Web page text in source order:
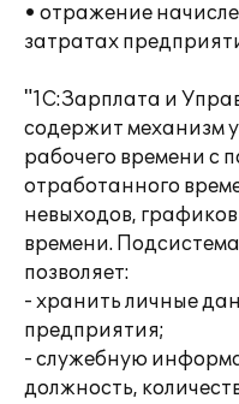
• отражение
затратах
"1С:Зарплата и
содержит механизм
рабочего времени с
отработанного
невыходов,
времени.
позволяет:
- хранить личные
предприятия;
- служебную
должность,